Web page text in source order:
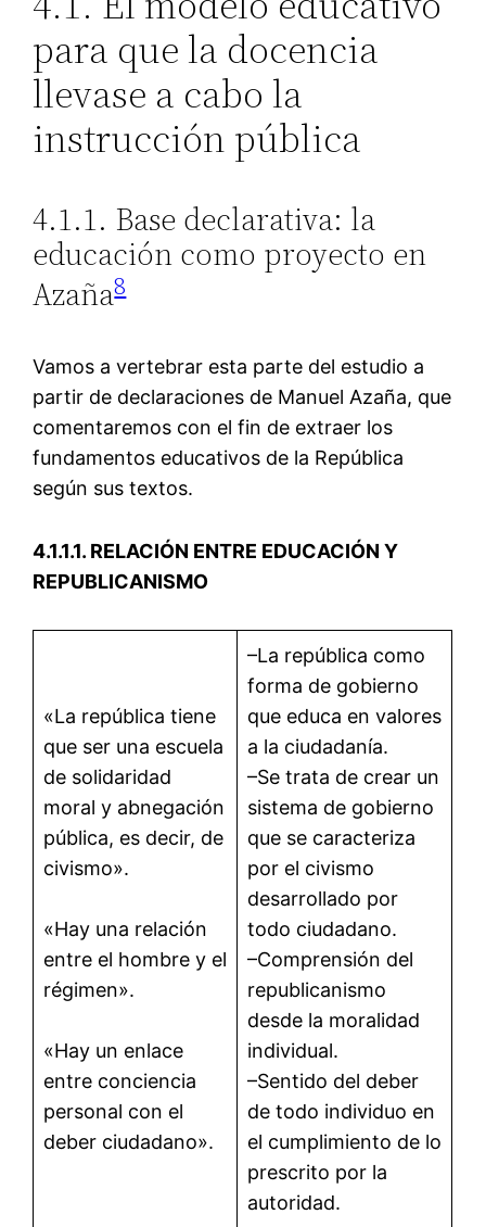
para que la docencia
llevase a cabo la
instrucción pública
4.1.1. Base declarativa: la
educación como proyecto en
Azaña8
Vamos a vertebrar esta parte del estudio a
partir de declaraciones de Manuel Azaña, que
comentaremos con el fin de extraer los
fundamentos educativos de la República
según sus textos.
4.1.1.1. RELACIÓN ENTRE EDUCACIÓN Y
REPUBLICANISMO
«La república tiene
que ser una escuela
de solidaridad
moral y abnegación
pública, es decir, de
civismo».
«Hay una relación
entre el hombre y el
régimen».
«Hay un enlace
entre conciencia
personal con el
deber ciudadano».
–La república como
forma de gobierno
que educa en valores
a la ciudadanía.
–Se trata de crear un
sistema de gobierno
que se caracteriza
por el civismo
desarrollado por
todo ciudadano.
–Comprensión del
republicanismo
desde la moralidad
individual.
–Sentido del deber
de todo individuo en
el cumplimiento de lo
prescrito por la
autoridad.